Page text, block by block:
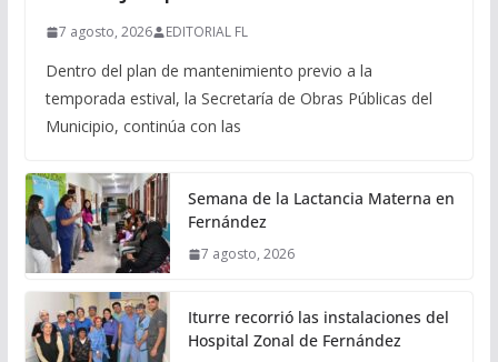
7 agosto, 2026 EDITORIAL FL
Dentro del plan de mantenimiento previo a la
temporada estival, la Secretaría de Obras Públicas del
Municipio, continúa con las
Semana de la Lactancia Materna en
Fernández
7 agosto, 2026
Iturre recorrió las instalaciones del
Hospital Zonal de Fernández